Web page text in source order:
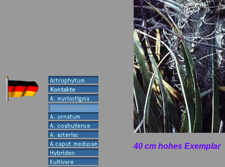
40 cm hohes Exemplar